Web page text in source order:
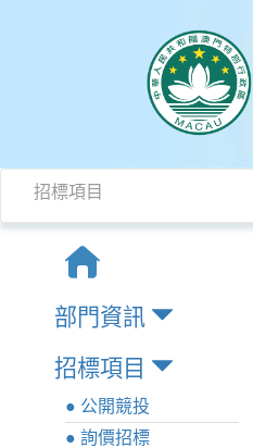
招標項目
部門資訊
招標項目
● 公開競投
● 詢價招標